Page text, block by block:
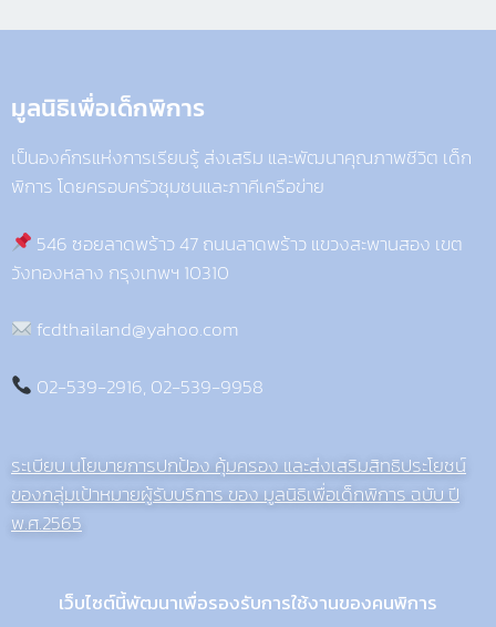
มูลนิธิเพื่อเด็กพิการ​
เป็นองค์กรแห่งการเรียนรู้ ส่งเสริม และพัฒนาคุณภาพชีวิต เด็ก
พิการ โดยครอบครัวชุมชนและภาคีเครือข่าย
546 ซอยลาดพร้าว 47 ถนนลาดพร้าว แขวงสะพานสอง เขต
วังทองหลาง กรุงเทพฯ 10310
fcdthailand@yahoo.com
02-539-2916, 02-539-9958
ระเบียบ นโยบายการปกป้อง คุ้มครอง และส่งเสริมสิทธิประโยชน์
ของกลุ่มเป้าหมายผู้รับบริการ ของ มูลนิธิเพื่อเด็กพิการ ฉบับ ปี
พ.ศ.2565
เว็บไซต์นี้พัฒนาเพื่อรองรับการใช้งานของคนพิการ